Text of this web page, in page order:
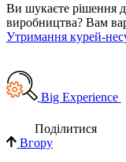
Ви шукаєте рішення
виробництва? Вам
Утримання курей-
Big Experience
Поділи­тися
Вгору